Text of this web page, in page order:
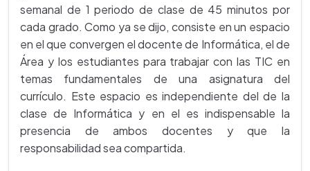
semanal de 1 periodo de clase de 45 minutos por
cada grado. Como ya se dijo, consiste en un espacio
en el que convergen el docente de Informática, el de
Área y los estudiantes para trabajar con las TIC en
temas fundamentales de una asignatura del
currículo. Este espacio es independiente del de la
clase de Informática y en el es indispensable la
presencia de ambos docentes y que la
responsabilidad sea compartida.